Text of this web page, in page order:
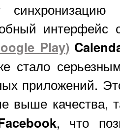
интерфейс
Play)
стало
приложений.
выше качества,
, что